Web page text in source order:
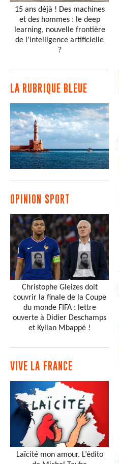
15 ans déjà ! Des machines
et des hommes : le deep
learning, nouvelle frontière
de l’intelligence artificielle
?
LA RUBRIQUE BLEUE
OPINION SPORT
Christophe Gleizes doit
couvrir la finale de la Coupe
du monde FIFA : lettre
ouverte à Didier Deschamps
et Kylian Mbappé !
VIVE LA FRANCE
Laïcité mon amour. L’édito